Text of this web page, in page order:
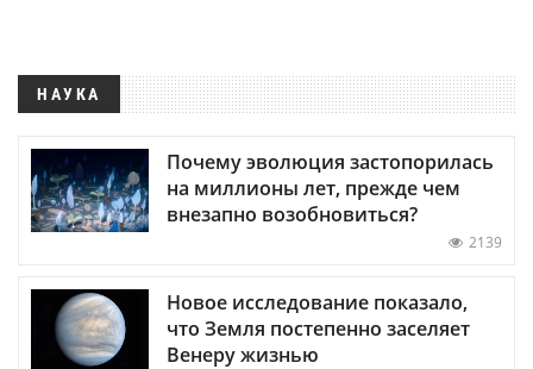
НАУКА
Почему эволюция застопорилась
на миллионы лет, прежде чем
внезапно возобновиться?
2139
Новое исследование показало,
что Земля постепенно заселяет
Венеру жизнью